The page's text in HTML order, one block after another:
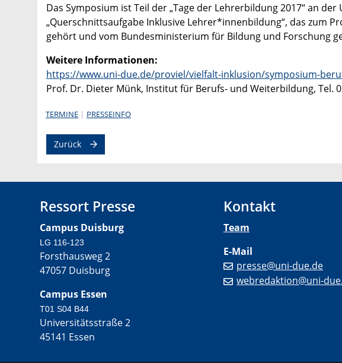
Das Symposium ist Teil der „Tage der Lehrerbildung 2017“ an
„Querschnittsaufgabe Inklusive Lehrer*innenbildung“, das zum
gehört und vom Bundesministerium für Bildung und Forschung
Weitere Informationen:
https://www.uni-due.de/proviel/vielfalt-inklusion/symposium-
Prof. Dr. Dieter Münk, Institut für Berufs- und Weiterbildung, Tel.
TERMINE PRESSEINFO
Zurück
Ressort Presse
Campus Duisburg
LG 116-123
Forsthausweg 2
47057 Duisburg
Campus Essen
T01 S04 B44
Universitätsstraße 2
45141 Essen
Kontakt
Team
E-Mail
presse@uni-due.de
webredaktion@uni-